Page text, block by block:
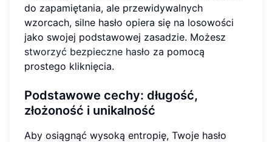
do zapamiętania, ale przewidywalnych
wzorcach, silne hasło opiera się na losowości
jako swojej podstawowej zasadzie. Możesz
stworzyć bezpieczne hasło za pomocą
prostego kliknięcia.
Podstawowe cechy: długość,
złożoność i unikalność
Aby osiągnąć wysoką entropię, Twoje hasło